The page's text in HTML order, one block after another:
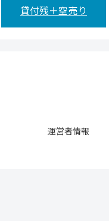
貸付残＋空売り
運営者情報